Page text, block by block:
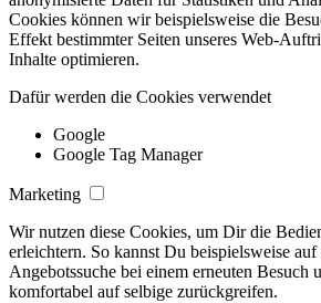
Cookies können wir beispielsweise die
Effekt bestimmter Seiten unseres Web-
Inhalte optimieren.
Dafür werden die Cookies verwendet
Google
Google Tag Manager
Marketing
Wir nutzen diese Cookies, um Dir die
erleichtern. So kannst Du beispielsweise
Angebotssuche bei einem erneuten Besuch
komfortabel auf selbige zurückgreifen.